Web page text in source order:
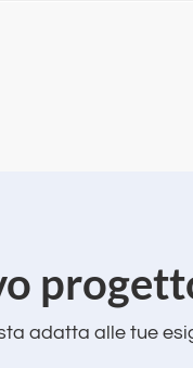
adatta alle tue